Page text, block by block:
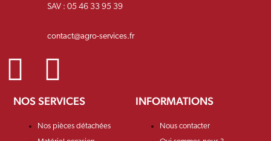
SAV : 05 46 33 95 39
contact@agro-services.fr
NOS SERVICES
Nos pièces détachées
INFORMATIONS
Nous contacter